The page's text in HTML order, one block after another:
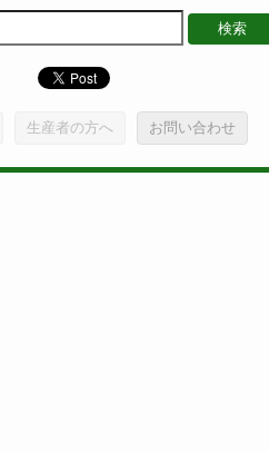
生産者の方へ お問い合わせ